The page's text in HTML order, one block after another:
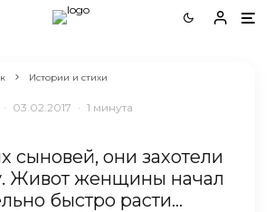
Истории и стихи
· 03.02.2017 · 1 минута
сыновей, они захотели
Живот женщины начал
быстро расти…